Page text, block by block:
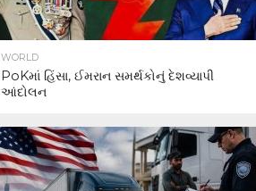
WORLD
PoKમાં હિંસા, ઈમરાન સમર્થકોનું દેશવ્યાપી
આંદોલન